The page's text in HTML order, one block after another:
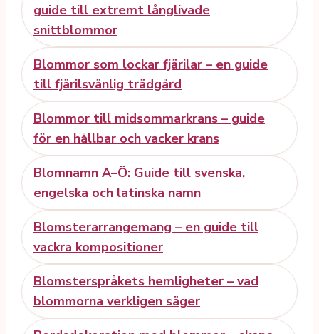
guide till extremt långlivade
snittblommor
Blommor som lockar fjärilar – en guide
till fjärilsvänlig trädgård
Blommor till midsommarkrans – guide
för en hållbar och vacker krans
Blomnamn A–Ö: Guide till svenska,
engelska och latinska namn
Blomsterarrangemang – en guide till
vackra kompositioner
Blomsterspråkets hemligheter – vad
blommorna verkligen säger